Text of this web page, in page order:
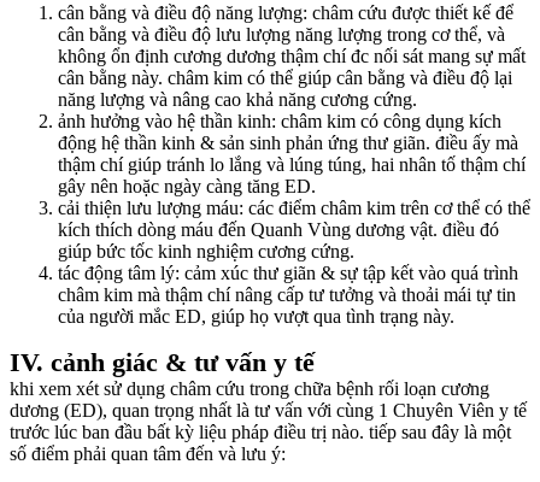
cân bằng và điều độ năng lượng: châm cứu được thiết kế để
cân bằng và điều độ lưu lượng năng lượng trong cơ thể, và
không ổn định cương dương thậm chí đc nối sát mang sự mất
cân bằng này. châm kim có thể giúp cân bằng và điều độ lại
năng lượng và nâng cao khả năng cương cứng.
ảnh hưởng vào hệ thần kinh: châm kim có công dụng kích
động hệ thần kinh & sản sinh phản ứng thư giãn. điều ấy mà
thậm chí giúp tránh lo lắng và lúng túng, hai nhân tố thậm chí
gây nên hoặc ngày càng tăng ED.
cải thiện lưu lượng máu: các điểm châm kim trên cơ thể có thể
kích thích dòng máu đến Quanh Vùng dương vật. điều đó
giúp bức tốc kinh nghiệm cương cứng.
tác động tâm lý: cảm xúc thư giãn & sự tập kết vào quá trình
châm kim mà thậm chí nâng cấp tư tưởng và thoải mái tự tin
của người mắc ED, giúp họ vượt qua tình trạng này.
IV. cảnh giác & tư vấn y tế
khi xem xét sử dụng châm cứu trong chữa bệnh rối loạn cương
dương (ED), quan trọng nhất là tư vấn với cùng 1 Chuyên Viên y tế
trước lúc ban đầu bất kỳ liệu pháp điều trị nào. tiếp sau đây là một
số điểm phải quan tâm đến và lưu ý: